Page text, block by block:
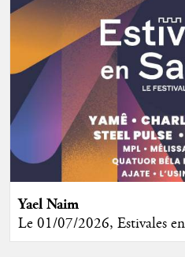
Yael Naim
Le 01/07/2026, Estivales